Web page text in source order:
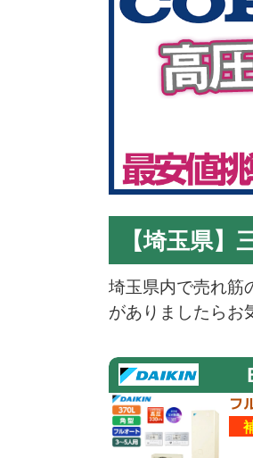
【埼玉県
埼玉県内で売れ筋
がありましたらお
フ